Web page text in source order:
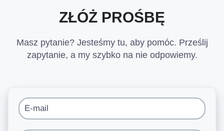
ZŁÓŻ PROŚBĘ
Masz pytanie? Jesteśmy tu, aby pomóc. Prześlij
zapytanie, a my szybko na nie odpowiemy.
E-mail